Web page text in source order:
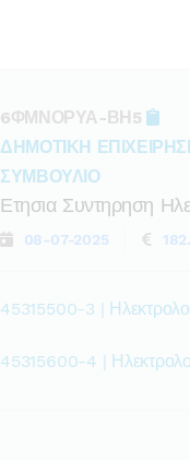
6ΦΜΝΟΡΥΑ-ΒΗ5
ΔΗΜΟΤΙΚΗ
ΣΥΜΒΟΥΛΙΟ
Ετησια Συντηρηση
08-07-2025
45315500-3 |
45315600-4 |